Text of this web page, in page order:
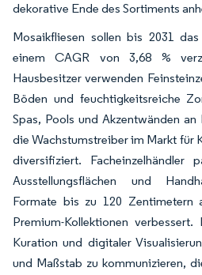
dekorative Ende des Sortiments
Mosaikfliesen sollen bis 2031
einem CAGR von 3,68 %
Hausbesitzer verwenden
Böden und feuchtigkeitsreiche
Spas, Pools und Akzentwänden
die Wachstumstreiber im Markt für
diversifiziert. Facheinzelhändler
Ausstellungsflächen und
Formate bis zu 120
Premium-Kollektionen
Kuration und digitaler
und Maßstab zu kommunizieren,